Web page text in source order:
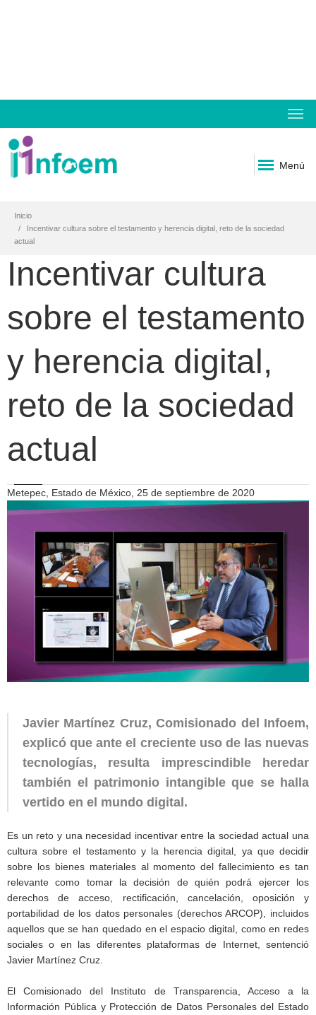
Menú
Inicio
Incentivar cultura sobre el testamento y herencia digital, reto de la sociedad
actual
Incentivar cultura
sobre el testamento
y herencia digital,
reto de la sociedad
actual
Metepec, Estado de México, 25 de septiembre de 2020
Javier Martínez Cruz, Comisionado del Infoem,
explicó que ante el creciente uso de las nuevas
tecnologías, resulta imprescindible heredar
también el patrimonio intangible que se halla
vertido en el mundo digital.
Es un reto y una necesidad incentivar entre la sociedad actual una
cultura sobre el testamento y la herencia digital, ya que decidir
sobre los bienes materiales al momento del fallecimiento es tan
relevante como tomar la decisión de quién podrá ejercer los
derechos de acceso, rectificación, cancelación, oposición y
portabilidad de los datos personales (derechos ARCOP), incluidos
aquellos que se han quedado en el espacio digital, como en redes
sociales o en las diferentes plataformas de Internet, sentenció
Javier Martínez Cruz.
El Comisionado del Instituto de Transparencia, Acceso a la
Información Pública y Protección de Datos Personales del Estado